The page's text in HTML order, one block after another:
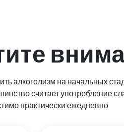
алкоголизм на начальных
считает употребление
практически ежедневно